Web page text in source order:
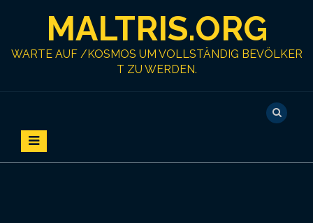
MALTRIS.ORG
WARTE AUF /KOSMOS UM VOLLSTÄNDIG BEVÖLKER
T ZU WERDEN.